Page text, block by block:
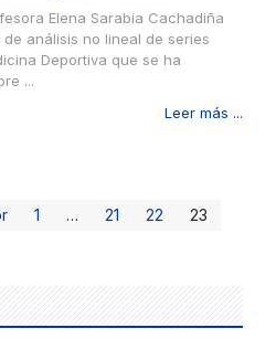
Elena Sarabia Cachadiña
análisis no lineal de series
Deportiva que se ha
...
Leer más ...
1 … 21 22 23